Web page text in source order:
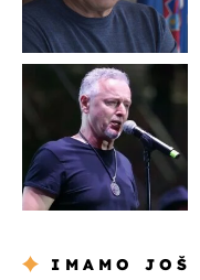
IMAMO JOŠ